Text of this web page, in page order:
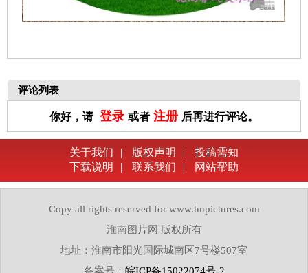
评论列表
你好，请 登录 或者 注册 后再进行评论。
关于我们 | 版权声明 |
投稿需知
下载说明
| 联系我们 | 网站帮助
Copy all rights reserved for www.hnpictures.com
淮南图片网 版权所有
地址：淮南市阳光国际城南区7号楼507室
备案号： 皖ICP备15022074号-2